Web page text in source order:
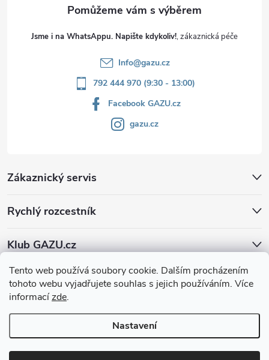
Tento web používá soubory cookie. Dalším procházením
tohoto webu vyjadřujete souhlas s jejich používáním. Více
informacízde.
Nastavení
Jsme i na WhatsAppu. Napište kdykoliv!
Info@gazu.cz
792 444 970 (9:30 - 13:00)
Facebook GAZU.cz
gazu.cz
Zákaznický servis
Rychlý rozcestník
Klub GAZU.cz
Copyright 2026GAZU.cz | moderní koberce. Všechna práva vyhrazena.